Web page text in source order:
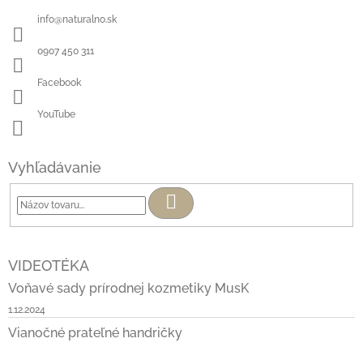
info@naturalno.sk
0907 450 311
Facebook
YouTube
Vyhľadávanie
Hľadať
VIDEOTÉKA
Voňavé sady prírodnej kozmetiky MusK
1.12.2024
Vianočné prateľné handričky